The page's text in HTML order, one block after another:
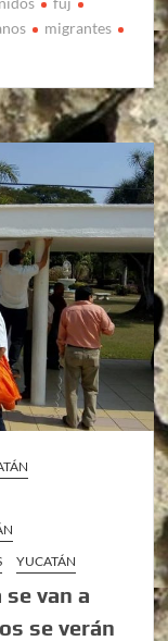
migrantes
YUCATÁN
van a
se verán